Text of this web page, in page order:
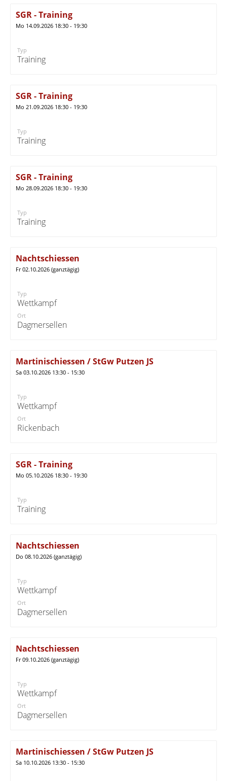
SGR - Training
Mo 14.09.2026 18:30 - 19:30
Typ
Training
SGR - Training
Mo 21.09.2026 18:30 - 19:30
Typ
Training
SGR - Training
Mo 28.09.2026 18:30 - 19:30
Typ
Training
Nachtschiessen
Fr 02.10.2026 (ganztägig)
Typ
Wettkampf
Ort
Dagmersellen
Martinischiessen / StGw Putzen JS
Sa 03.10.2026 13:30 - 15:30
Typ
Wettkampf
Ort
Rickenbach
SGR - Training
Mo 05.10.2026 18:30 - 19:30
Typ
Training
Nachtschiessen
Do 08.10.2026 (ganztägig)
Typ
Wettkampf
Ort
Dagmersellen
Nachtschiessen
Fr 09.10.2026 (ganztägig)
Typ
Wettkampf
Ort
Dagmersellen
Martinischiessen / StGw Putzen JS
Sa 10.10.2026 13:30 - 15:30